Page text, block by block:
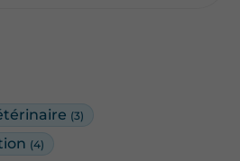
(3)
(4)